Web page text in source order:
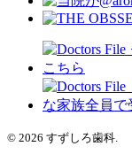
© 2026 すずしろ歯科.